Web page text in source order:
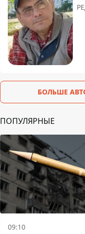
БОЛЬШЕ
ПОПУЛЯРНЫЕ
09:10